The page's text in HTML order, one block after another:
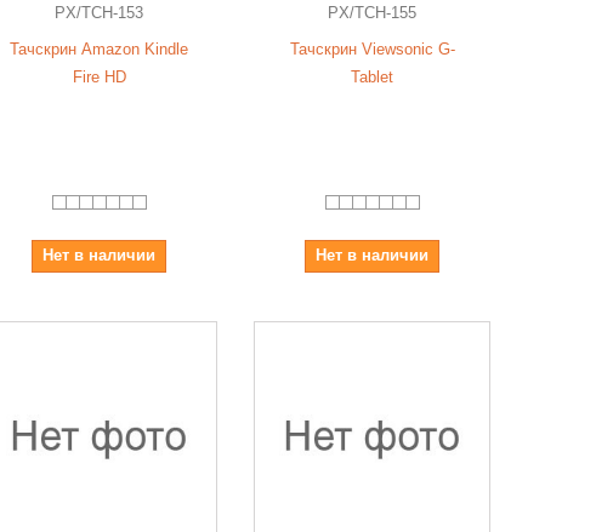
PX/TCH-153
Тачскрин Amazon Kindle
Fire HD
Нет в наличии
PX/TCH-155
Тачскрин Viewsonic G-
Tablet
Нет в наличии